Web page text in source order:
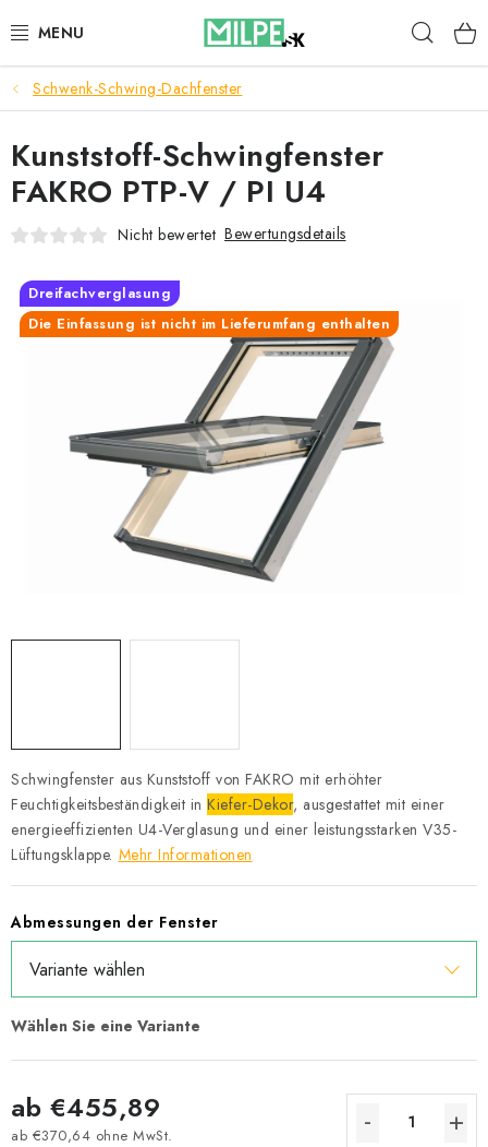
Inhalt
DACHFENSTER
DACHBODENTREPPE
HAUS UND GARTEN
BLOG
Reklamationen und Rücksendungen
Richtlinien zur Verwendung von Cookies
Datenschutzerklärung
Allgemeinen Geschäftsbedingungen
Sitemap von Milpe.sk
Schwenk-Schwing-Dachfenster
Schwingfenster aus Kunststoff von FAKRO mit erhöhter
Feuchtigkeitsbeständigkeit in Kiefer-Dekor, ausgestattet mit einer
energieeffizienten U4-Verglasung und einer leistungsstarken V35-
Lüftungsklappe. Mehr Informationen
Abmessungen der Fenster
ab €455,89
ab €370,64 ohne MwSt.
Kunststoff-Schwingfenster
FAKRO PTP-V / PI U4
Nicht bewertet Bewertungsdetails
Dreifachverglasung
Die Einfassung ist nicht im Lieferumfang enthalten